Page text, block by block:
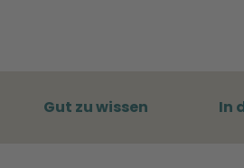
Gut zu wissen In